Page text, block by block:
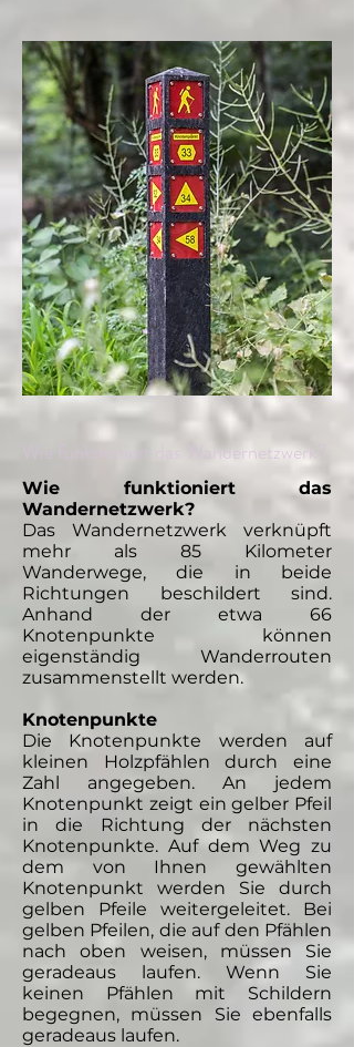
Wie funktioniert das Wandernetzwerk?
Wie funktioniert das
Wandernetzwerk?
Das Wandernetzwerk verknüpft
mehr als 85 Kilometer
Wanderwege, die in beide
Richtungen beschildert sind.
Anhand der etwa 66
Knotenpunkte können
eigenständig Wanderrouten
zusammenstellt werden.
Knotenpunkte
Die Knotenpunkte werden auf
kleinen Holzpfählen durch eine
Zahl angegeben. An jedem
Knotenpunkt zeigt ein gelber Pfeil
in die Richtung der nächsten
Knotenpunkte. Auf dem Weg zu
dem von Ihnen gewählten
Knotenpunkt werden Sie durch
gelben Pfeile weitergeleitet. Bei
gelben Pfeilen, die auf den Pfählen
nach oben weisen, müssen Sie
geradeaus laufen. Wenn Sie
keinen Pfählen mit Schildern
begegnen, müssen Sie ebenfalls
geradeaus laufen.